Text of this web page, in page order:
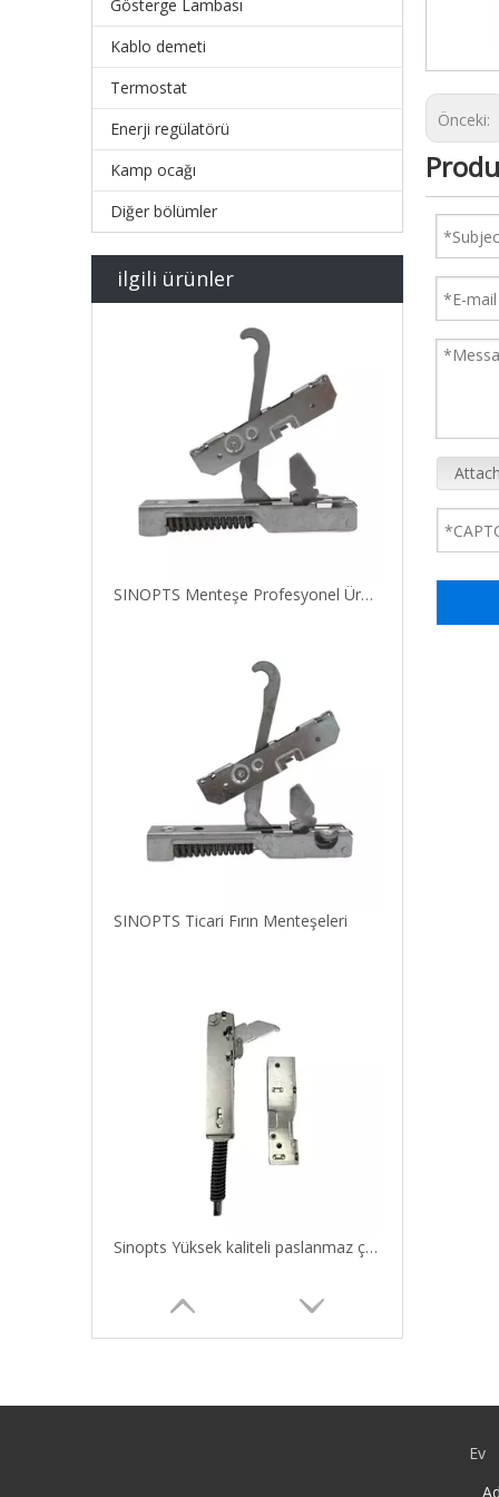
Gösterge Lambası
Kablo demeti
Termostat
Enerji regülatörü
Kamp ocağı
Diğer bölümler
ilgili ürünler
SINOPTS Menteşe Profesyonel Üretici Çelik Fırın Kapı Yavaş Kapanan Menteşe
SINOPTS Ticari Fırın Menteşeleri
Sinopts Yüksek kaliteli paslanmaz çelik tencere ızgara fırın kapı menteşe
Önceki:
Ev